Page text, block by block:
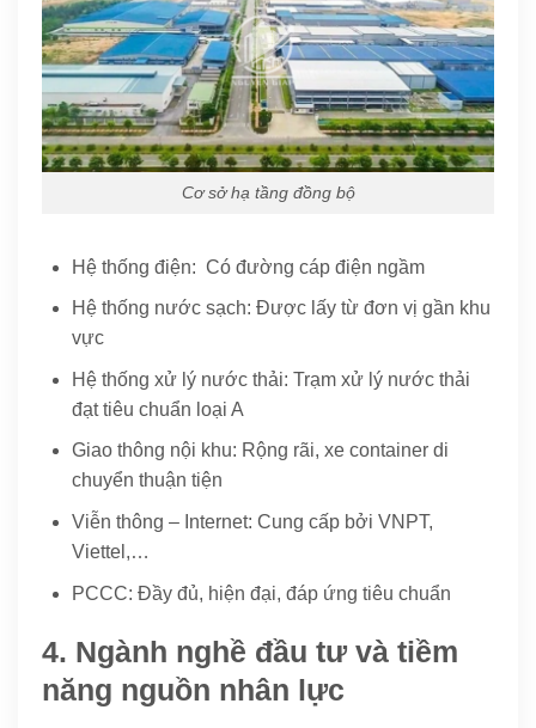
Cơ sở hạ tầng đồng bộ
Hệ thống điện: Có đường cáp điện ngầm
Hệ thống nước sạch: Được lấy từ đơn vị gần khu
vực
Hệ thống xử lý nước thải: Trạm xử lý nước thải
đạt tiêu chuẩn loại A
Giao thông nội khu: Rộng rãi, xe container di
chuyển thuận tiện
Viễn thông – Internet: Cung cấp bởi VNPT,
Viettel,…
PCCC: Đầy đủ, hiện đại, đáp ứng tiêu chuẩn
4. Ngành nghề đầu tư và tiềm
năng nguồn nhân lực